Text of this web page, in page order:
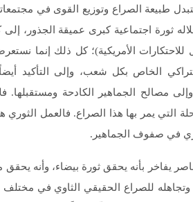
طبيعة الصراع وتوزيع القوى في
ثورة اجتماعية كبرى عميقة الجذور،
الأمريكية)؛ كل ذلك إنما
الخاص بكل شعب، وإلى التأكيد
وإلى مصالح الجماهير الكادحة
التي يمر بها هذا الصراع. فالعمل
في صفوف الجماهير.
يفاخر بأنه يحقق ثورة بيضاء، وأنه
وتجاهله للصراع الحقيقي الثاوي في